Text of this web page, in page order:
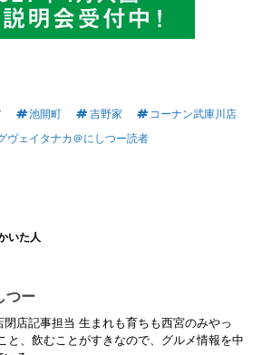
池開町 吉野家
コーナン武庫川店
ヴェイタナカ＠にしつー読者
いた人
つー
閉店記事担当 生まれも育ちも西宮のみやっ
と、飲むことがすきなので、グルメ情報を中